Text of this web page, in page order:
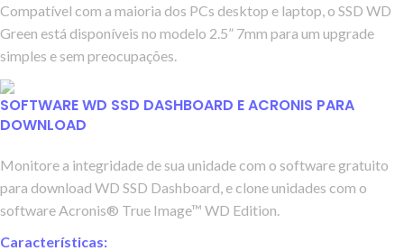
Compatível com a maioria dos PCs desktop e laptop, o SSD WD
Green está disponíveis no modelo 2.5” 7mm para um upgrade
simples e sem preocupações.
SOFTWARE WD SSD DASHBOARD E ACRONIS PARA
DOWNLOAD
Monitore a integridade de sua unidade com o software gratuito
para download WD SSD Dashboard, e clone unidades com o
software Acronis® True Image™ WD Edition.
Características: